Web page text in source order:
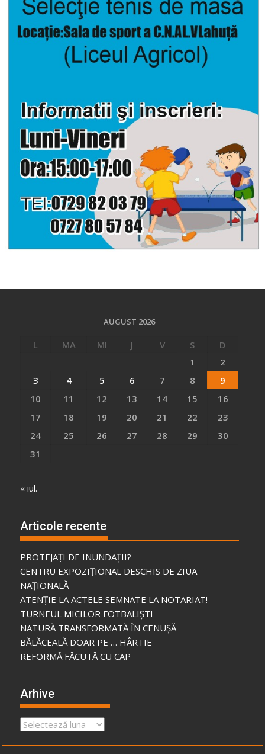
AUGUST 2026
L MA MI J V S
D
1
2
3
4 5 6 7 8
9
10
11 12 13 14 15
16
17
18 19 20 21 22
23
24
25 26 27 28 29
30
31
« iul.
Articole recente
PROTEJAȚI DE INUNDAȚII?
CENTRU EXPOZIȚIONAL DESCHIS DE ZIUA
NAȚIONALĂ
ATENȚIE LA ACTELE SEMNATE LA NOTARIAT!
TURNEUL MICILOR FOTBALIȘTI
NATURĂ TRANSFORMATĂ ÎN CENUȘĂ
BĂLĂCEALĂ DOAR PE … HÂRTIE
REFORMĂ FĂCUTĂ CU CAP
Arhive
Arhive